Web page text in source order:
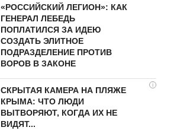
«РОССИЙСКИЙ ЛЕГИОН»: КАК
ГЕНЕРАЛ ЛЕБЕДЬ
ПОПЛАТИЛСЯ ЗА ИДЕЮ
СОЗДАТЬ ЭЛИТНОЕ
ПОДРАЗДЕЛЕНИЕ ПРОТИВ
ВОРОВ В ЗАКОНЕ
i
СКРЫТАЯ КАМЕРА НА ПЛЯЖЕ
КРЫМА: ЧТО ЛЮДИ
ВЫТВОРЯЮТ, КОГДА ИХ НЕ
ВИДЯТ...